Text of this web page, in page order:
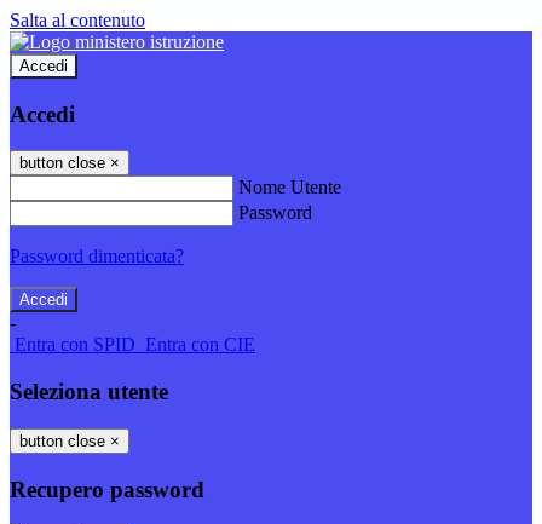
Salta al contenuto
Accedi
Accedi
button close ×
Nome Utente
Password
Password dimenticata?
-
Entra con SPID Entra con CIE
Seleziona utente
button close ×
Recupero password